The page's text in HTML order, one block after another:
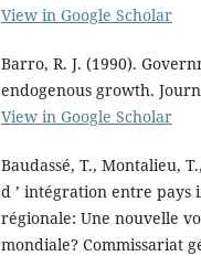
View in Google Scholar
Barro, R. J. (1990).
endogenous growth.
View in Google Scholar
Baudassé, T., Montalieu,
d ’ intégration entre pays
régionale: Une nouvelle
mondiale? Commissariat